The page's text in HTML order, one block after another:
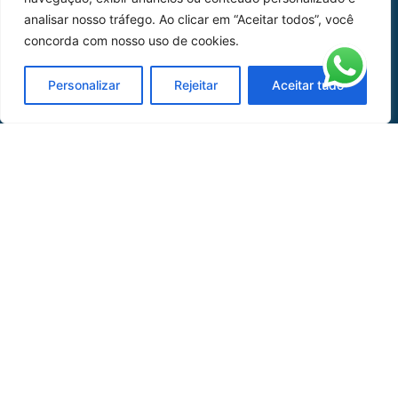
analisar nosso tráfego. Ao clicar em “Aceitar todos”, você
concorda com nosso uso de cookies.
Personalizar Rejeitar Aceitar tudo
Peças
Catálogo de Aplicações
Oficina de Mangueiras